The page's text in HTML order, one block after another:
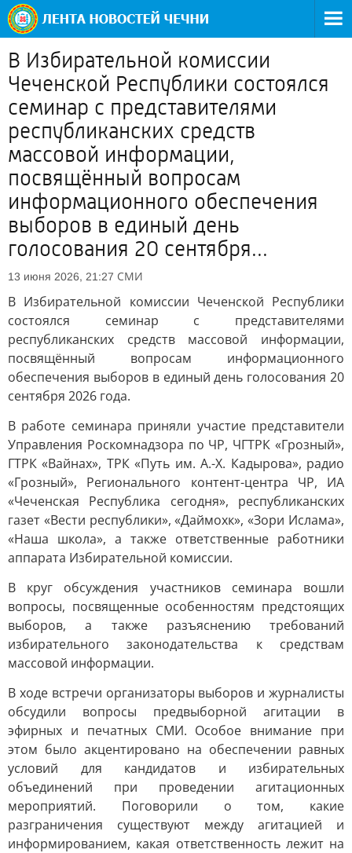
В Избирательной комиссии
Чеченской Республики состоялся
семинар с представителями
республиканских средств
массовой информации,
посвящённый вопросам
информационного обеспечения
выборов в единый день
голосования 20 сентября...
13 июня 2026, 21:27 СМИ
В Избирательной комиссии Чеченской Республики
состоялся семинар с представителями
республиканских средств массовой информации,
посвящённый вопросам информационного
обеспечения выборов в единый день голосования 20
сентября 2026 года.
В работе семинара приняли участие представители
Управления Роскомнадзора по ЧР, ЧГТРК «Грозный»,
ГТРК «Вайнах», ТРК «Путь им. А.-Х. Кадырова», радио
«Грозный», Регионального контент-центра ЧР, ИА
«Чеченская Республика сегодня», республиканских
газет «Вести республики», «Даймохк», «Зори Ислама»,
«Наша школа», а также ответственные работники
аппарата Избирательной комиссии.
В круг обсуждения участников семинара вошли
вопросы, посвященные особенностям предстоящих
выборов, а также разъяснению требований
избирательного законодательства к средствам
массовой информации.
В ходе встречи организаторы выборов и журналисты
обсудили вопросы предвыборной агитации в
эфирных и печатных СМИ. Особое внимание при
этом было акцентировано на обеспечении равных
условий для кандидатов и избирательных
объединений при проведении агитационных
мероприятий. Поговорили о том, какие
разграничения существуют между агитацией и
информированием, какая ответственность лежит на